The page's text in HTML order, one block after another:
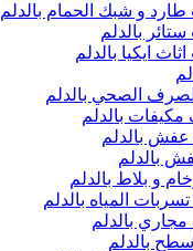
و شبك الحمام بالدلم
بالدلم
ايكيا بالدلم
الصحي بالدلم
بالدلم
بالدلم
بالدلم
و بلاط بالدلم
المياه بالدلم
بالدلم
بالدلم